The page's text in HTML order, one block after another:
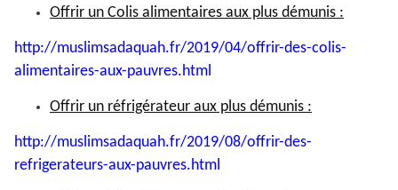
Offrir un Colis alimentaires aux plus démunis :
http://muslimsadaquah.fr/2019/04/offrir-des-colis-
alimentaires-aux-pauvres.html
Offrir un réfrigérateur aux plus démunis :
http://muslimsadaquah.fr/2019/08/offrir-des-
refrigerateurs-aux-pauvres.html